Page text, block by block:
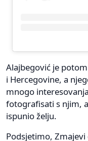
Alajbegović je
i Hercegovine, a
mnogo
fotografisati s njim,
ispunio želju.
Podsjetimo,